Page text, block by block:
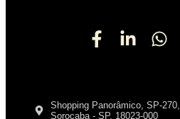
Shopping Panorâmico, SP-
Sorocaba - SP, 18023-000